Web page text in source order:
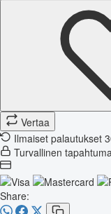
Vertaa
Ilmaiset palautukset
Turvallinen tapahtuma
Share: